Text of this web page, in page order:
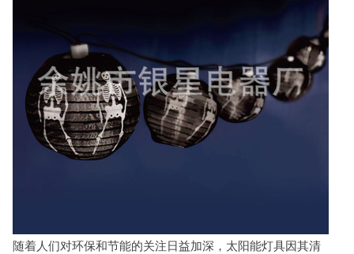
随着人们对环保和节能的关注日益加深，太阳能灯具因其清